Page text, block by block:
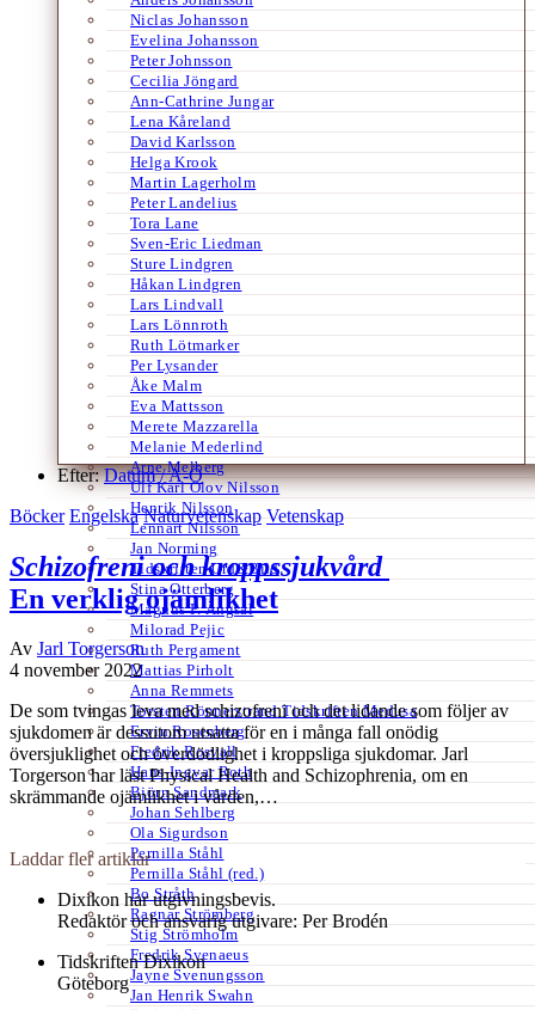
Niclas Johansson
Evelina Johansson
Peter Johnsson
Cecilia Jöngard
Ann-Cathrine Jungar
Lena Kåreland
David Karlsson
Helga Krook
Martin Lagerholm
Peter Landelius
Tora Lane
Sven-Eric Liedman
Sture Lindgren
Håkan Lindgren
Lars Lindvall
Lars Lönnroth
Ruth Lötmarker
Per Lysander
Åke Malm
Eva Mattsson
Merete Mazzarella
Melanie Mederlind
Arne Melberg
Ulf Karl Olov Nilsson
Henrik Nilsson
Lennart Nilsson
Jan Norming
Tidskriften Ord&Bild
Stina Otterberg
Magnus P. Ängsal
Milorad Pejic
Ruth Pergament
Mattias Pirholt
Anna Remmets
Torsten Rönnerstrand Tidskriften Medusa
Ervin Rosenberg
Fredrik Rosvall
Hans-Ingvar Roth
Björn Sandmark
Johan Sehlberg
Ola Sigurdson
Pernilla Ståhl
Pernilla Ståhl (red.)
Bo Stråth
Ragnar Strömberg
Stig Strömholm
Fredrik Svenaeus
Jayne Svenungsson
Jan Henrik Swahn
Efter:Datum /A-Ö
Böcker Engelska Naturvetenskap Vetenskap
Schizofreni och kroppssjukvård
En verklig ojämlikhet
Av Jarl Torgerson
4 november 2022
De som tvingas leva med schizofreni och det lidande som följer av
sjukdomen är dessutom utsatta för en i många fall onödig
översjuklighet och överdödlighet i kroppsliga sjukdomar. Jarl
Torgerson har läst Physical Health and Schizophrenia, om en
skrämmande ojämlikhet i vården,…
Laddar fler artiklar
Dixikon har utgivningsbevis.
Redaktör och ansvarig utgivare: Per Brodén
Tidskriften Dixikon
Göteborg